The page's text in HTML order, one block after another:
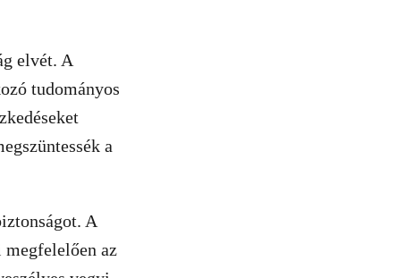
elvét. A
tudományos
a
A
megfelelően az